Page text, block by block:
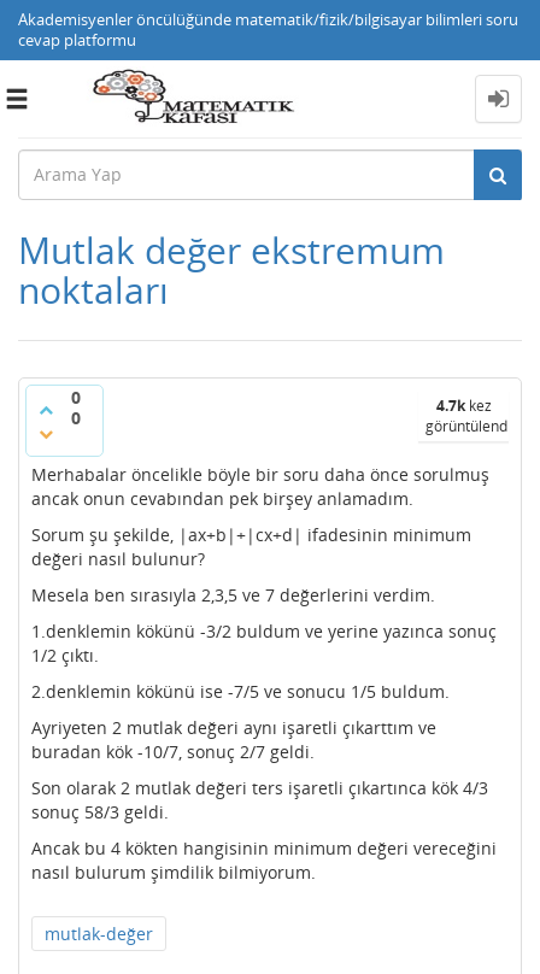
Akademisyenler öncülüğünde matematik/fizik/bilgisayar bilimleri soru
cevap platformu
Toggle
Mutlak değer ekstremum
noktaları
0
0
4.7kkez
görüntülendi
Merhabalar öncelikle böyle bir soru daha önce sorulmuş
ancak onun cevabından pek birşey anlamadım.
Sorum şu şekilde, |ax+b|+|cx+d| ifadesinin minimum
değeri nasıl bulunur?
Mesela ben sırasıyla 2,3,5 ve 7 değerlerini verdim.
1.denklemin kökünü -3/2 buldum ve yerine yazınca sonuç
1/2 çıktı.
2.denklemin kökünü ise -7/5 ve sonucu 1/5 buldum.
Ayriyeten 2 mutlak değeri aynı işaretli çıkarttım ve
buradan kök -10/7, sonuç 2/7 geldi.
Son olarak 2 mutlak değeri ters işaretli çıkartınca kök 4/3
sonuç 58/3 geldi.
Ancak bu 4 kökten hangisinin minimum değeri vereceğini
nasıl bulurum şimdilik bilmiyorum.
mutlak-değer